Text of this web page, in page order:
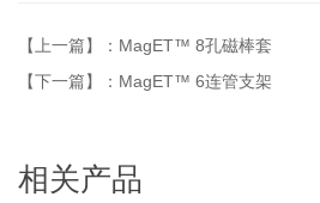
【上一篇】：MagET™ 8孔磁棒套
【下一篇】：MagET™ 6连管支架
相关产品